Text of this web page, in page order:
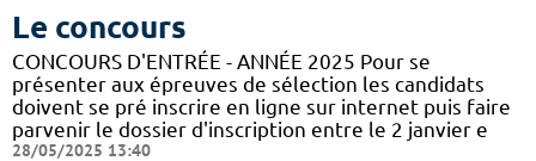
Le concours
CONCOURS D'ENTRÉE - ANNÉE 2025 Pour se
présenter aux épreuves de sélection les candidats
doivent se pré inscrire en ligne sur internet puis faire
parvenir le dossier d'inscription entre le 2 janvier e
28/05/2025 13:40